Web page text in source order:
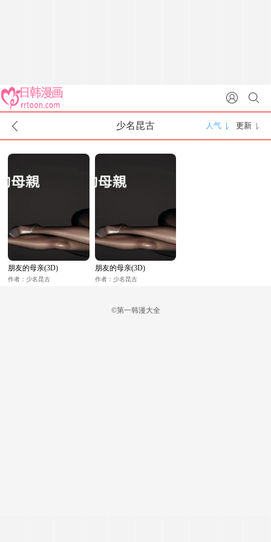
少名昆古 人气 更新
朋友的母亲(3D)
作者：少名昆古
朋友的母亲(3D)
作者：少名昆古
©第一韩漫大全